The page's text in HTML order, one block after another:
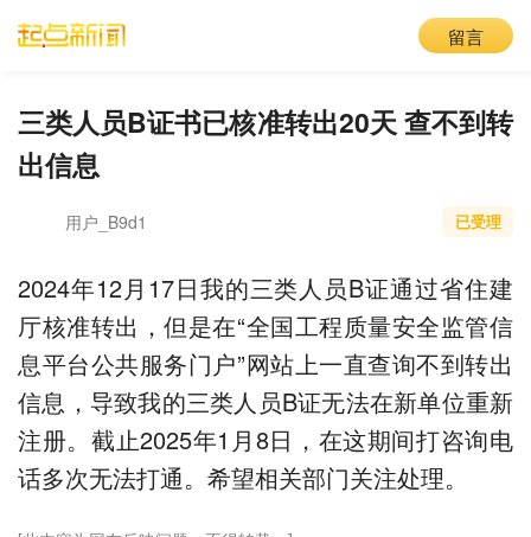
留言
三类人员B证书已核准转出20天 查不到转
出信息
用户_B9d1 已受理
2024年12月17日我的三类人员B证通过省住建
厅核准转出，但是在“全国工程质量安全监管信
息平台公共服务门户”网站上一直查询不到转出
信息，导致我的三类人员B证无法在新单位重新
注册。截止2025年1月8日，在这期间打咨询电
话多次无法打通。希望相关部门关注处理。